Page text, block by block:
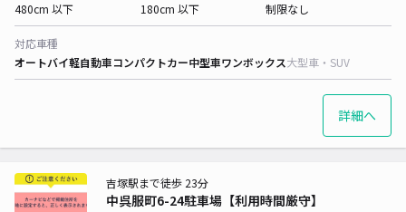
480cm 以下
180cm 以下
制限なし
対応車種
オートバイ軽自動車コンパクトカー中型車ワンボックス大型車・SUV
詳細へ
中呉服町6-24駐車場【利用時間厳守】
吉塚駅まで徒歩 23分